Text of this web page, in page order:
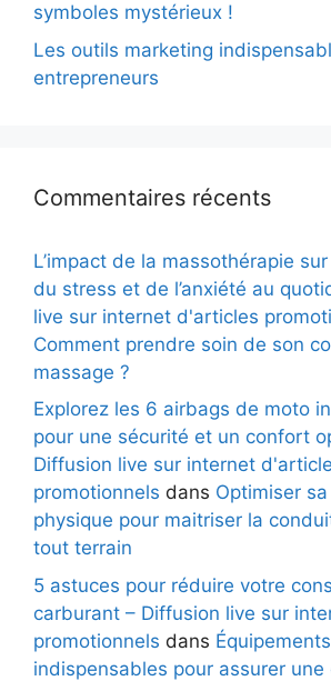
symboles mystérieux !
Les outils marketing
entrepreneurs
Commentaires récents
L’impact de la massothérapie
du stress et de l’anxiété au
live sur internet d'articles
Comment prendre soin de son
massage ?
Explorez les 6 airbags de moto
pour une sécurité et un confort
Diffusion live sur internet
promotionnels dans Optimiser
physique pour maitriser la
tout terrain
5 astuces pour réduire votre
carburant – Diffusion live sur
promotionnels dans Équipements
indispensables pour assurer une